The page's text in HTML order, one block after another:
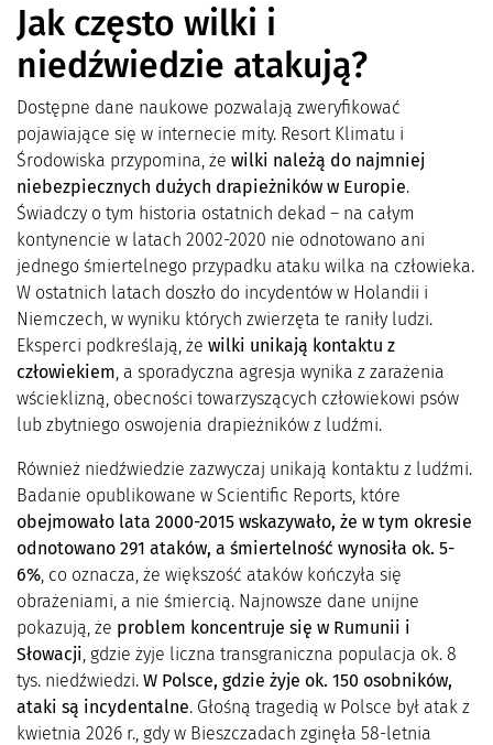
Jak często wilki i
niedźwiedzie atakują?
Dostępne dane naukowe pozwalają zweryfikować
pojawiające się w internecie mity. Resort Klimatu i
Środowiska przypomina, że wilki należą do najmniej
niebezpiecznych dużych drapieżników w Europie.
Świadczy o tym historia ostatnich dekad – na całym
kontynencie w latach 2002-2020 nie odnotowano ani
jednego śmiertelnego przypadku ataku wilka na człowieka.
W ostatnich latach doszło do incydentów w Holandii i
Niemczech, w wyniku których zwierzęta te raniły ludzi.
Eksperci podkreślają, że wilki unikają kontaktu z
człowiekiem , a sporadyczna agresja wynika z zarażenia
wścieklizną, obecności towarzyszących człowiekowi psów
lub zbytniego oswojenia drapieżników z ludźmi.
Również niedźwiedzie zazwyczaj unikają kontaktu z ludźmi.
Badanie opublikowane w Scientific Reports, które
obejmowało lata 2000-2015 wskazywało, że w tym okresie
odnotowano 291 ataków, a śmiertelność wynosiła ok. 5-
6% , co oznacza, że większość ataków kończyła się
obrażeniami, a nie śmiercią. Najnowsze dane unijne
pokazują, że problem koncentruje się w Rumunii i
Słowacji , gdzie żyje liczna transgraniczna populacja ok. 8
tys. niedźwiedzi. W Polsce, gdzie żyje ok. 150 osobników,
ataki są incydentalne. Głośną tragedią w Polsce był atak z
kwietnia 2026 r., gdy w Bieszczadach zginęła 58-letnia